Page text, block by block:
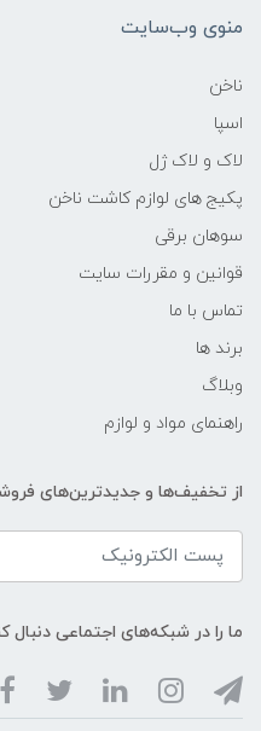
منوی وب‌سایت
ناخن
اسپا
لاک و لاک ژل
پکیج های لوازم کاشت ناخن
سوهان برقی
قوانین و مقررات سایت
تماس با ما
برند ها
وبلاگ
راهنمای مواد و لوازم
از تخفیف‌ها و جدیدترین‌های
ما را در شبکه‌های اجتماعی دنبال